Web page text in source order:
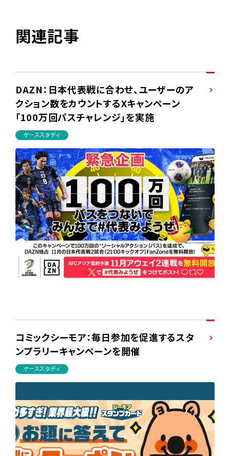
関連記事
DAZN：日本代表戦に合わせ、ユーザーのア
クション数をカウントするXキャンペーン
「100万回パスチャレンジ」を実施
ケーススタディ
コミックシーモア：毎日参加を促進するスタ
ンプラリーキャンペーンを開催
ケーススタディ